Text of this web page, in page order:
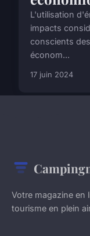
L'utilisation
impacts
conscients
économ...
17 juin 2024
Votre magazine en
tourisme en plein